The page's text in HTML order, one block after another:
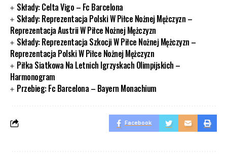
Składy: Celta Vigo – Fc Barcelona
Składy: Reprezentacja Polski W Piłce Nożnej Mężczyzn –
Reprezentacja Austrii W Piłce Nożnej Mężczyzn
Składy: Reprezentacja Szkocji W Piłce Nożnej Mężczyzn –
Reprezentacja Polski W Piłce Nożnej Mężczyzn
Piłka Siatkowa Na Letnich Igrzyskach Olimpijskich –
Harmonogram
Przebieg: Fc Barcelona – Bayern Monachium
Facebook